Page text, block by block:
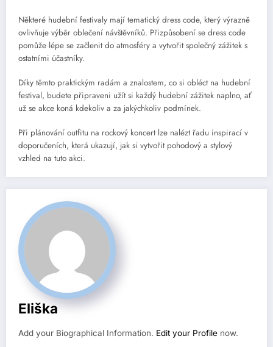
Některé hudební festivaly mají tematický dress code, který výrazně
ovlivňuje výběr oblečení návštěvníků. Přizpůsobení se dress code
pomůže lépe se začlenit do atmosféry a vytvořit společný zážitek s
ostatními účastníky.
Díky těmto praktickým radám a znalostem, co si obléct na hudební
festival, budete připraveni užít si každý hudební zážitek naplno, ať
už se akce koná kdekoliv a za jakýchkoliv podmínek.
Při plánování outfitu na rockový koncert lze nalézt řadu inspirací v
doporučeních, která ukazují, jak si vytvořit pohodový a stylový
vzhled na tuto akci.
Eliška
Add your Biographical Information. Edit your Profile now.